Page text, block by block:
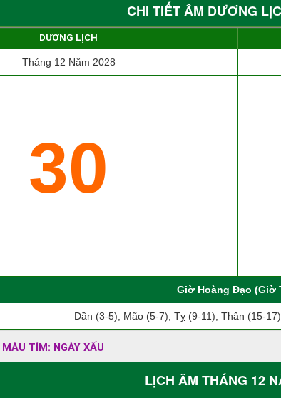
CHI TIẾT ÂM DƯƠNG
DƯƠNG LỊCH
Tháng 12 Năm 2028
30
Giờ Hoàng Đạo (Giờ
Dần (3-5), Mão (5-7), Tỵ (9-11), Thân (15-
MÀU TÍM: NGÀY XẤU
LỊCH ÂM THÁNG 12